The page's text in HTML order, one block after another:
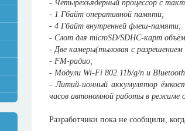
- Четырёхъядерный процессор с
- 1 Гбайт оперативной памяти;
- 4 Гбайт внутренней флеш-памяти;
- Слот для microSD/SDHC-карт
- Две камеры(тыловая с
- FM-радио;
- Модули Wi-Fi 802.11b/g/n и
- Литий-ионный аккумулятор
часов автономной работы в режиме
Разработчики пока не сообщили,